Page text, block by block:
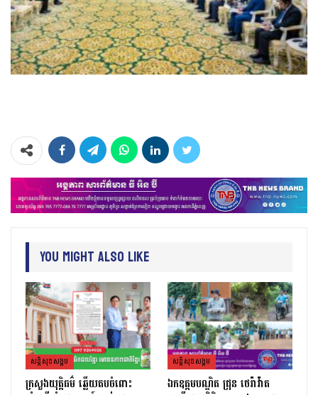
You Might Also Like
សន្តិសុខសង្គម
ក្រសួងយុត្តិធម៌ ឆ្លើយតបចំពោះ
សន្តិសុខសង្គម
ឯកឧត្តមបណ្ឌិត ជ្រុន ថេរ៉ាវ៉ាត